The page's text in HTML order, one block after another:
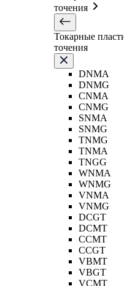
точения
Токарные
точения
DNMA
DNMG
CNMA
CNMG
SNMA
SNMG
TNMG
TNMA
TNGG
WNMA
WNMG
VNMA
VNMG
DCGT
DCMT
CCMT
CCGT
VBMT
VBGT
VCMT